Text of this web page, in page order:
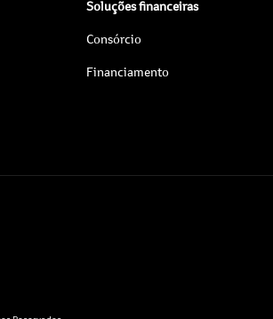
Soluções financeiras
Consórcio
Financiamento